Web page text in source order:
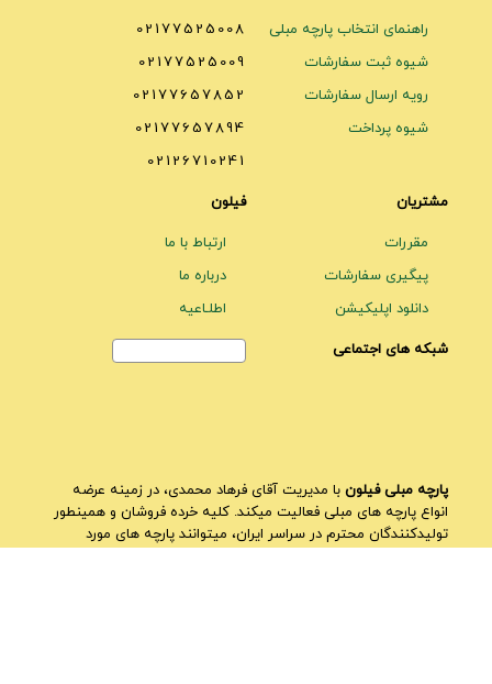
راهنمای انتخاب پارچه مبلی
شیوه ثبت سفارشات
رویه ارسال سفارشات
شیوه پرداخت
02177525008
02177525009
02177657852
02177657894
02126710241
مشتریان
مقررات
پیگیری سفارشات
دانلود اپلیکیشن
فیلون
ارتباط با ما
درباره ما
اطلـاعیه
شبکه های اجتماعی
پارچه مبلی فیلون با مدیریت آقای فرهاد محمدی، در زمینه عرضه
انواع پارچه های مبلی فعالیت میکند. کلیه خرده فروشان و همینطور
تولیدکنندگان محترم در سراسر ایران، میتوانند پارچه های مورد